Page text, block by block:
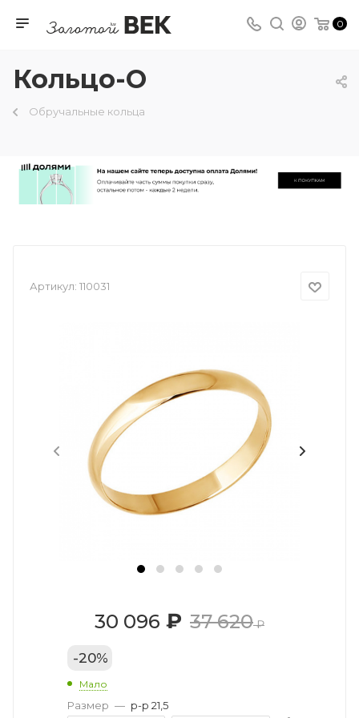
0
Кольцо-О
Обручальные кольца
Артикул: 110031
30 096 ₽ 37 620₽
-20%
Мало
Размер — р-р 21,5